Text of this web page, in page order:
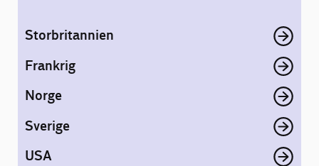
Storbritannien
Frankrig
Norge
Sverige
USA